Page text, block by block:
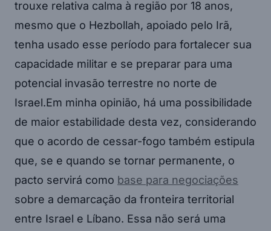
trouxe relativa calma à região por 18 anos,
mesmo que o Hezbollah, apoiado pelo Irã,
tenha usado esse período para fortalecer sua
capacidade militar e se preparar para uma
potencial invasão terrestre no norte de
Israel.Em minha opinião, há uma possibilidade
de maior estabilidade desta vez, considerando
que o acordo de cessar-fogo também estipula
que, se e quando se tornar permanente, o
pacto servirá como base para negociações
sobre a demarcação da fronteira territorial
entre Israel e Líbano. Essa não será uma